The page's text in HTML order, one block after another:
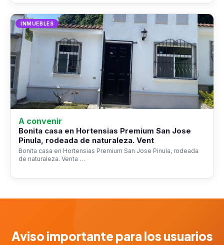
INMUEBLES
A convenir
Bonita casa en Hortensias Premium San Jose
Pinula, rodeada de naturaleza. Vent
Bonita casa en Hortensias Premium San Jose Pinula, rodeada
de naturaleza. Venta …
Aviso importante para los usuarios